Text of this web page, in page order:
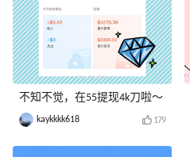
不知不觉，在55提现4k刀啦～
kaykkkk618 179